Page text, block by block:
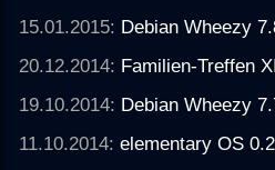
15.01.2015: Debian Wheezy
20.12.2014: Familien-Treffen
19.10.2014: Debian Wheezy
11.10.2014:elementary OS